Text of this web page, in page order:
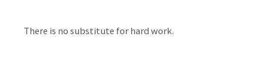
There is no substitute for hard work.